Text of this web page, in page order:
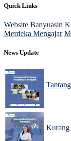
Quick Links
Website Banyuasin
Merdeka Mengajar
News Update
Kurang